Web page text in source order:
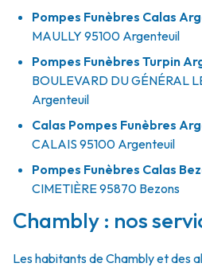
Pompes Funèbres Calas
MAULLY 95100 Argenteuil
Pompes Funèbres Turpin
BOULEVARD DU GÉNÉRAL
Argenteuil
Calas Pompes Funèbres
CALAIS 95100 Argenteuil
Pompes Funèbres Calas
CIMETIÈRE95870 Bezons
Chambly : nos
Les habitants de Chambly et des